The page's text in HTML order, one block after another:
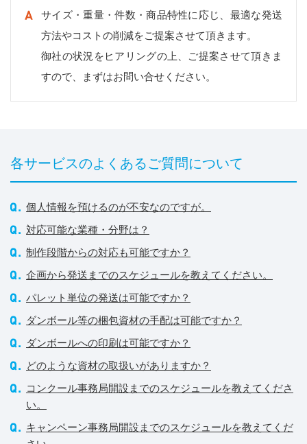
サイズ・重量・件数・商品特性に応じ、最適な発送
方法やコストの削減をご提案させて頂きます。
御社の状況をヒアリングの上、ご提案させて頂きま
すので、まずはお問い合せください。
各サービスのよくあるご質問について
個人情報を預けるのが不安なのですが。
対応可能な業種・分野は？
制作段階からの対応も可能ですか？
企画から発送までのスケジュールを教えてください。
パレット単位の発送は可能ですか？
ダンボール等の梱包資材の手配は可能ですか？
ダンボールへの印刷は可能ですか？
どのような資材の取扱いがありますか？
コンクール事務局開設までのスケジュールを教えてくださ
い。
キャンペーン事務局開設までのスケジュールを教えてくだ